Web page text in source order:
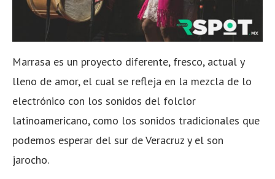
Marrasa es un proyecto diferente, fresco, actual y
lleno de amor, el cual se refleja en la mezcla de lo
electrónico con los sonidos del folclor
latinoamericano, como los sonidos tradicionales que
podemos esperar del sur de Veracruz y el son
jarocho.